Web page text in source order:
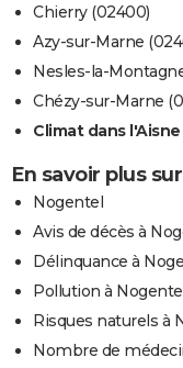
Chierry (02400)
Azy-sur-Marne
Nesles-la-
Chézy-sur-Marne
Climat dans l'Aisne
En savoir plus
Nogentel
Avis de décès à
Délinquance à
Pollution à
Risques naturels à
Nombre de